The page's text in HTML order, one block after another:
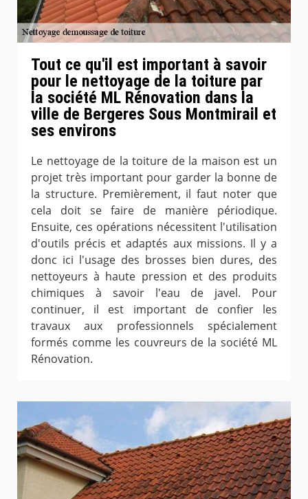
Tout ce qu'il est important à savoir
pour le nettoyage de la toiture par
la société ML Rénovation dans la
ville de Bergeres Sous Montmirail et
ses environs
Le nettoyage de la toiture de la maison est un
projet très important pour garder la bonne de
la structure. Premièrement, il faut noter que
cela doit se faire de manière périodique.
Ensuite, ces opérations nécessitent l'utilisation
d'outils précis et adaptés aux missions. Il y a
donc ici l'usage des brosses bien dures, des
nettoyeurs à haute pression et des produits
chimiques à savoir l'eau de javel. Pour
continuer, il est important de confier les
travaux aux professionnels spécialement
formés comme les couvreurs de la société ML
Rénovation.